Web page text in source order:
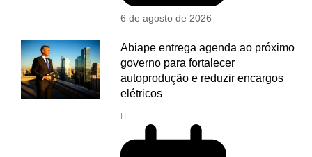
6 de agosto de 2026
Abiape entrega agenda ao próximo
governo para fortalecer
autoprodução e reduzir encargos
elétricos